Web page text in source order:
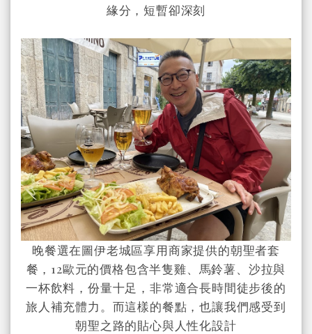
緣分，短暫卻深刻
晚餐選在圖伊老城區享用商家提供的朝聖者套
餐，12歐元的價格包含半隻雞、馬鈴薯、沙拉與
一杯飲料，份量十足，非常適合長時間徒步後的
旅人補充體力。而這樣的餐點，也讓我們感受到
朝聖之路的貼心與人性化設計